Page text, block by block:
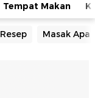
Tempat Makan
Masak Apa